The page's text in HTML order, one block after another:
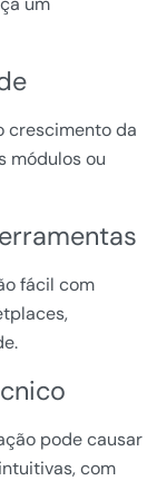
crescimento da
módulos ou
fácil com
pode causar
com